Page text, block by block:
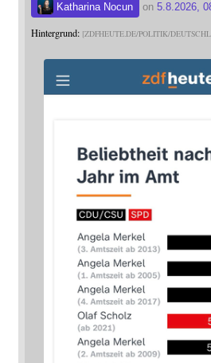
Katharina Nocun on 5.8.2026,
Hintergrund: ZDFHEUTE.DE/POLITIK/